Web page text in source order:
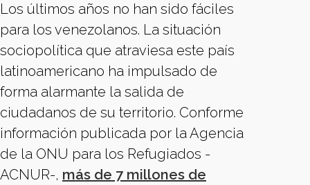
Los últimos años no han sido fáciles
para los venezolanos. La situación
sociopolítica que atraviesa este país
latinoamericano ha impulsado de
forma alarmante la salida de
ciudadanos de su territorio. Conforme
información publicada por la Agencia
de la ONU para los Refugiados -
ACNUR-, más de 7 millones de